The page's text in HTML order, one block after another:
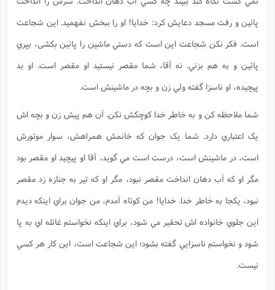
پائين و رفت مسجد دعايش کرد: خدايا! او را ببخش نفهميد. اين شجاعت
است. فکر نکن شجاعت اين است که دستي ماشين را پائين بکشی، بپري
پائين و به هم بزني. نه آقا، شما مقصر نيستيد او مقصر است. او بد
پيچيده، او ناسزا گفته ولي زن و بچه در ماشينش است.
شما ملاحظه کن و به خاطر خدا کوچکش نکن. آن هم پيش زن و بچه اش
يک اعتباري دارد. شما يک جوان که خانمش همراهش، سوار موتورش
است، در ماشينش است، درست است مي گويد، آقا او پيچيد او مقصر بود
مگر او که آب دهان انداخت مقصر نبود، مگر او که تير به جنازه زد مقصر
نبود، يکجا به خاطر خدا. خدايا! من کوتاه آمدم، من جوان براي اينکه ديدم
اين جلوي خانواده اش تحقير مي شود، براي اينکه نخواستم غائله اي به پا
شود و نخواستم ناسزايي گفته بشود؛ اين شجاعت است، اين کار هر کسي
نيست.